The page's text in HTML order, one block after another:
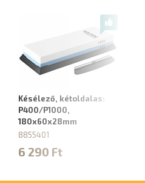
Késélező, kétoldalas:
P400/P1000,
180x60x28mm
8855401
6 290 Ft